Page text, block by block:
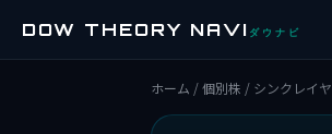
DOW THEORY NAVI ダウナビ
ホーム /個別株 / シンクレイヤ